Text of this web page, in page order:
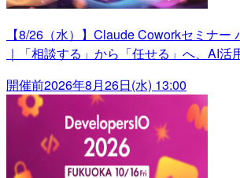
【8/26（水）】Claude Coworkセミナー
｜「相談する」から「任せる」へ、AI活
開催前2026年8月26日(水) 13:00